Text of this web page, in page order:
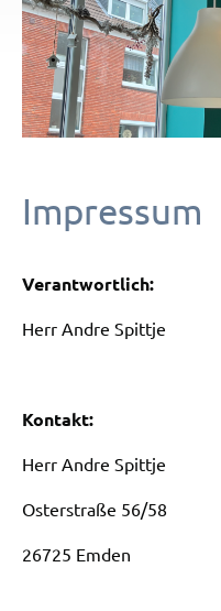
Impressum
Verantwortlich:
Herr Andre Spittje
Kontakt:
Herr Andre Spittje
Osterstraße 56/58
26725 Emden